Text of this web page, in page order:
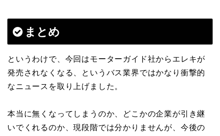
まとめ
というわけで、今回はモーターガイド社からエレキが
発売されなくなる、というバス業界ではかなり衝撃的
なニュースを取り上げました。
本当に無くなってしまうのか、どこかの企業が引き継
いでくれるのか、現段階では分かりませんが、今後の